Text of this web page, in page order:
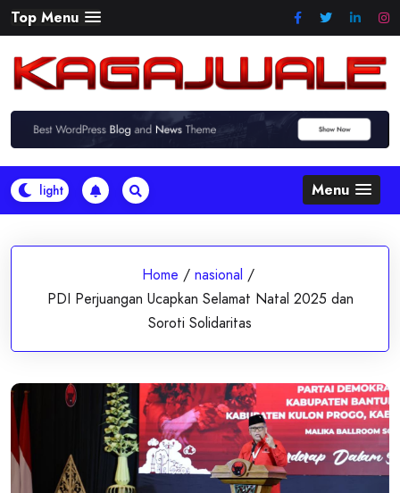
Skip
to
content
Top Menu
Menu
Home / nasional /
PDI Perjuangan Ucapkan Selamat Natal 2025 dan
Soroti Solidaritas